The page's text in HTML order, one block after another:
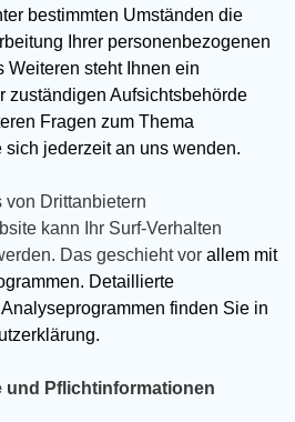
bestimmten Umständen die
Ihrer personenbezogenen
Weiteren steht Ihnen ein
zuständigen Aufsichtsbehörde
Fragen zum Thema
jederzeit an uns wenden.
von Drittanbietern
kann Ihr Surf-Verhalten
Das geschieht vor allem mit
Detaillierte
finden Sie in
und Pflichtinformationen